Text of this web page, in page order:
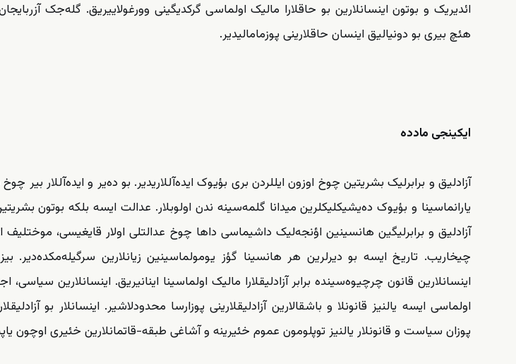
ائدیریک و بوتون اینسانلارین بو حاقلارا مالیک اولماسی گرکدیگینی وورغولاییریق. گله‌جک
هئچ بیری بو دونیالیق اینسان حاقلارینی پوزمامالیدیر.
ایکینجی مادده
آزادلیق و برابرلیک بشریتین چوخ اوزون ایللردن بری بؤیوک ایده‌آللاریدیر. بو ده‌یر و ایده‌آللار بیر
یارانماسینا و بؤیوک ده‌یشیکلیکلرین میدانا گلمه‌سینه ندن اولوبلار. عدالت ایسه بلکه بوتون
آزادلیق و برابرلیگین هانسینین اؤنجه‌لیک داشیماسی داها چوخ عدالتلی اولار قایغیسی، موختلیف
چیخاریب. تاریخ ایسه بو دیرلرین هر هانسینا گؤز یومولماسینین زیانلارین سرگیله‌مکده‌دیر.
اینسانلارین قانون چرچیوه‌سینده برابر آزادلیقلارا مالیک اولماسینا اینانیریق. اینسانلارین
اولماسی ایسه یالنیز قانونلا و باشقالارین آزادلیقلارینی پوزارسا محدودلاشیر. اینسانلار بو
پوزان سیاست و قانونلار یالنیز توپلومون عموم خئیرینه و آشاغی طبقه-قاتمانلارین خئیری اوچون